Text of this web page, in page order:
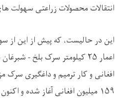
انتقالات محصولات زراعتى سهولت
این در حالیست، که پیش از این از
اعمار ۲۵ کیلومتر سرک بلخ -
افغانی و کار ترمیم و داغگیری
۱۵۹ میلیون افغانی آغاز شده‌ و